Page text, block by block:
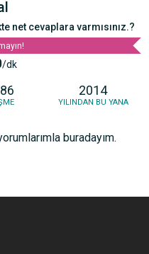
net cevaplara varmısınız.?
/dk
2014
YILINDAN BU YANA
buradayım.